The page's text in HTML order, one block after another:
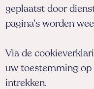
geplaatst door
pagina's worden
Via de
uw toestemming
intrekken.